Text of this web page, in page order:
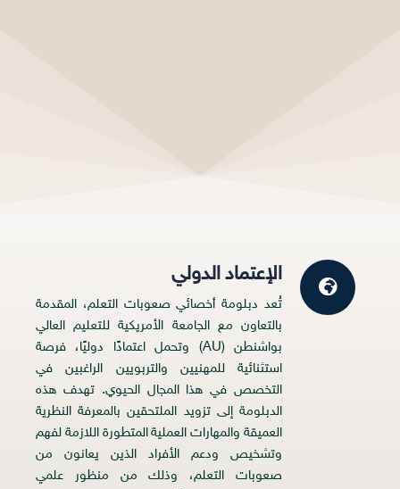
الإعتماد الدولي
تُعد دبلومة أخصائي صعوبات التعلم، المقدمة
بالتعاون مع الجامعة الأمريكية للتعليم العالي
بواشنطن (AU) وتحمل اعتمادًا دوليًا، فرصة
استثنائية للمهنيين والتربويين الراغبين في
التخصص في هذا المجال الحيوي. تهدف هذه
الدبلومة إلى تزويد الملتحقين بالمعرفة النظرية
العميقة والمهارات العملية المتطورة اللازمة لفهم
وتشخيص ودعم الأفراد الذين يعانون من
صعوبات التعلم، وذلك من منظور علمي